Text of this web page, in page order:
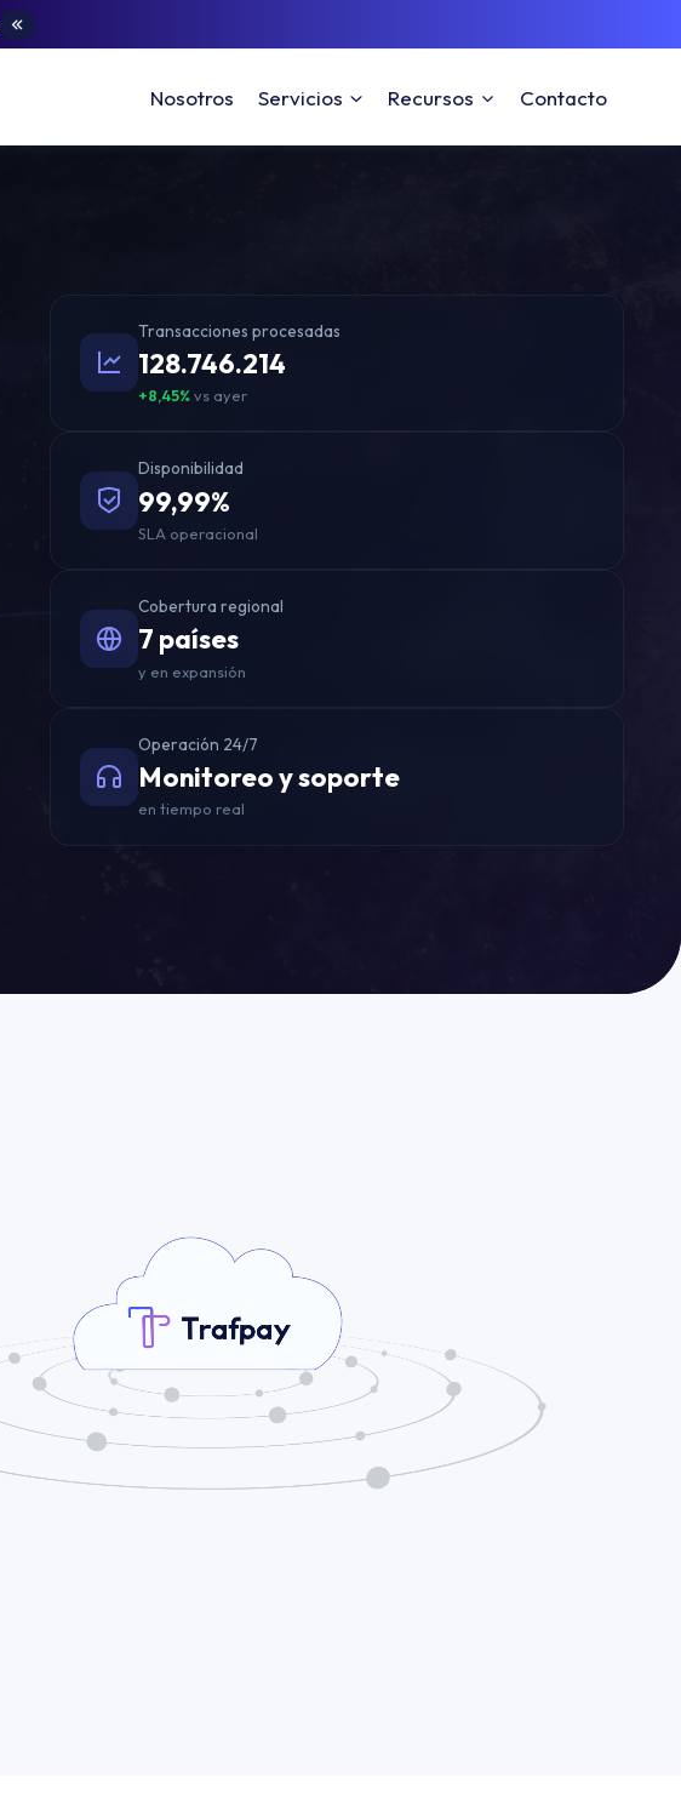
Nosotros Servicios Recursos Contacto
Transacciones procesadas
128.746.214
+8,45%vs ayer
Disponibilidad
99,99%
SLA operacional
Cobertura regional
7 países
y en expansión
Operación 24/7
Monitoreo y soporte
en tiempo real